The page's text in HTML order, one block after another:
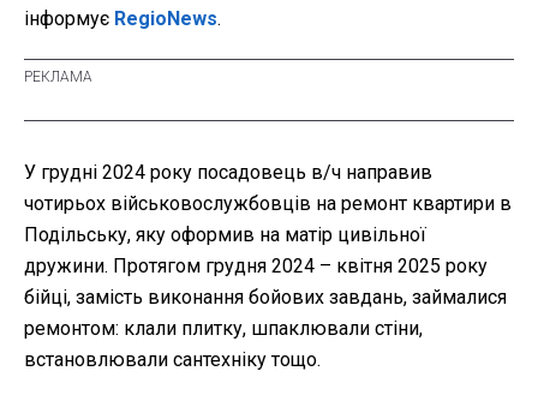
інформує RegioNews.
У грудні 2024 року посадовець в/ч направив
чотирьох військовослужбовців на ремонт квартири в
Подільську, яку оформив на матір цивільної
дружини. Протягом грудня 2024 – квітня 2025 року
бійці, замість виконання бойових завдань, займалися
ремонтом: клали плитку, шпаклювали стіни,
встановлювали сантехніку тощо.